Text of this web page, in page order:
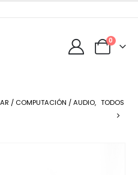
0
/ COMPUTACIÓN / AUDIO, TODOS